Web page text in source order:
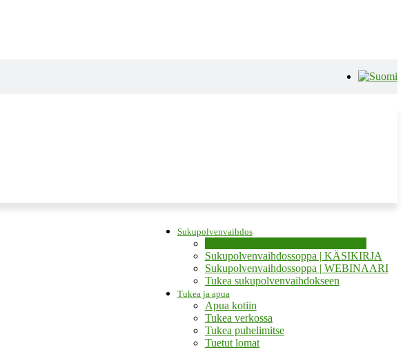
Sukupolvenvaihdos
Sukupolvenvaihdossoppa | KÄSIKIRJA
Sukupolvenvaihdossoppa | WEBINAARI
Tukea sukupolvenvaihdokseen
Tukea ja apua
Apua kotiin
Tukea verkossa
Tukea puhelimitse
Tuetut lomat